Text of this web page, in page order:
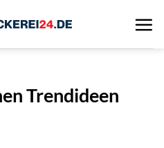
Trendideen